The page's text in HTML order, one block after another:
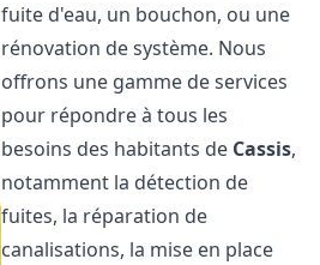
fuite d'eau, un bouchon, ou une
rénovation de système. Nous
offrons une gamme de services
pour répondre à tous les
besoins des habitants de Cassis,
notamment la détection de
fuites, la réparation de
canalisations, la mise en place